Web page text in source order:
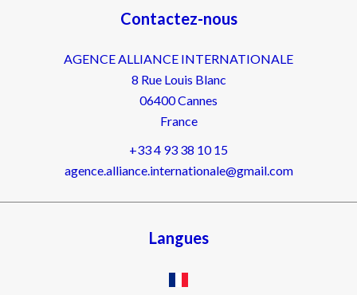
Contactez-nous
AGENCE ALLIANCE INTERNATIONALE
8 Rue Louis Blanc
06400Cannes
France
+33 4 93 38 10 15
agence.alliance.internationale@gmail.com
Langues